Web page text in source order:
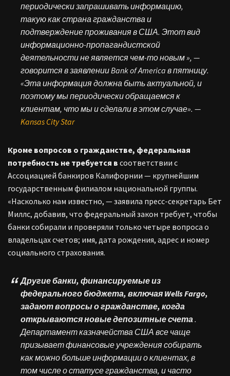
периодически запрашивать информацию,
такую ​​как страна гражданства и
подтверждение проживания в США. Этот вид
информационно-пропагандистской
деятельности не является чем-то новым », —
говорится в заявлении Bank of America в пятницу.
«Эта информация должна быть актуальной, и
поэтому мы периодически обращаемся к
клиентам, что мы и сделали в этом случае». —
Kansas City Star
Кроме вопросов о гражданстве, федеральная
потребность не требуется в соответствии с
Ассоциацией банкиров Калифорнии — крупнейшим
государственным филиалом национальной группы.
«Насколько нам известно, — заявила пресс-секретарь Бет
Миллс, добавив, что федеральный закон требует, чтобы
банки собирали и проверяли только четыре вопроса о
владельцах счетов; имя, дата рождения, адрес и номер
социального страхования.
Другие банки, финансируемые из
федерального бюджета, включая Wells Fargo,
задают вопросы о гражданстве, когда
открываются новые депозитные счета.
Департамент казначейства США все чаще
призывает финансовые учреждения собирать
как можно больше информации о клиентах, в
том числе о статусе гражданства, и часто